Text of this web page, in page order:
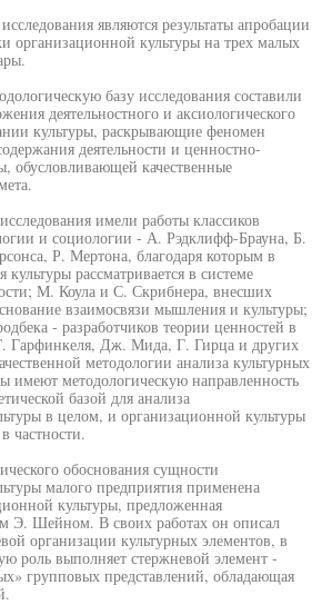
являются результаты апробации
организационной культуры на трех малых
базу исследования составили
деятельностного и аксиологического
культуры, раскрывающие феномен
деятельности и ценностно-
обусловливающей качественные
имели работы классиков
и социологии - А. Рэдклифф-Брауна, Б.
Р. Мертона, благодаря которым в
культуры рассматривается в системе
М. Коула и С. Скрибнера, внесших
взаимосвязи мышления и культуры;
- разработчиков теории ценностей в
Гарфинкеля, Дж. Мида, Г. Гирца и других
методологии анализа культурных
имеют методологическую направленность
базой для анализа
в целом, и организационной культуры
частности.
обоснования сущности
малого предприятия применена
культуры, предложенная
Э. Шейном. В своих работах он описал
организации культурных элементов, в
роль выполняет стержневой элемент -
групповых представлений, обладающая